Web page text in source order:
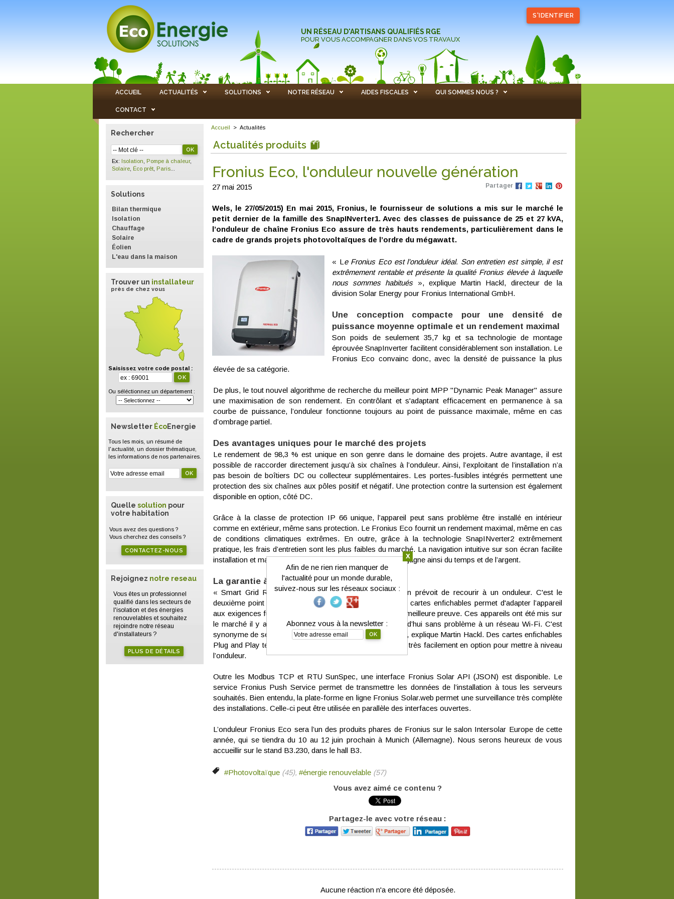
S'IDENTIFIER
UN RÉSEAU D'ARTISANS QUALIFIÉS RGE
POUR VOUS ACCOMPAGNER DANS VOS TRAVAUX
ACCUEIL ACTUALITÉS SOLUTIONS NOTRE RÉSEAU AIDES FISCALES QUI SOMMES NOUS ?
CONTACT
Rechercher
Ex: Isolation Pompe à chaleur,
Solaire Éco prêt Paris
Solutions
Bilan thermique
Isolation
Chauffage
Solaire
Éolien
L'eau dans la maison
Trouver un installateur
près de chez vous
Saisissez votre code postal :
Ou séléctionnez un département :
Newsletter ÉcoEnergie
Tous les mois, un résumé de
l'actualité, un dossier thématique,
les informations de nos partenaires.
Quelle solution pour
votre habitation
Vous avez des questions ?
Vous cherchez des conseils ?
CONTACTEZ-NOUS
Rejoignez notre reseau
Vous êtes un professionnel
qualifié dans les secteurs de
l'isolation et des énergies
renouvelables et souhaitez
rejoindre notre réseau
d'installateurs ?
PLUS DE DÉTAILS
Accueil > Actualités
Actualités produits
Fronius Eco, l'onduleur nouvelle génération
27 mai 2015 Partager
Wels, le 27/05/2015) En mai 2015, Fronius, le fournisseur de solutions a mis sur le marché le
petit dernier de la famille des SnapINverter1. Avec des classes de puissance de 25 et 27 kVA,
l’onduleur de chaîne Fronius Eco assure de très hauts rendements, particulièrement dans le
cadre de grands projets photovoltaïques de l’ordre du mégawatt.
« L e Fronius Eco est l’onduleur idéal. Son entretien est simple, il est
extrêmement rentable et présente la qualité Fronius élevée à laquelle
nous sommes habitués», explique Martin Hackl, directeur de la
division Solar Energy pour Fronius International GmbH.
Une conception compacte pour une densité de
puissance moyenne optimale et un rendement maximal
Son poids de seulement 35,7 kg et sa technologie de montage
éprouvée SnapInverter facilitent considérablement son installation. Le
Fronius Eco convainc donc, avec la densité de puissance la plus
élevée de sa catégorie.
De plus, le tout nouvel algorithme de recherche du meilleur point MPP "Dynamic Peak Manager" assure
une maximisation de son rendement. En contrôlant et s'adaptant efficacement en permanence à sa
courbe de puissance, l’onduleur fonctionne toujours au point de puissance maximale, même en cas
d’ombrage partiel.
Des avantages uniques pour le marché des projets
Le rendement de 98,3 % est unique en son genre dans le domaine des projets. Autre avantage, il est
possible de raccorder directement jusqu’à six chaînes à l’onduleur. Ainsi, l’exploitant de l’installation n’a
pas besoin de boîtiers DC ou collecteur supplémentaires. Les portes-fusibles intégrés permettent une
protection des six chaînes aux pôles positif et négatif. Une protection contre la surtension est également
disponible en option, côté DC.
Grâce à la classe de protection IP 66 unique, l’appareil peut sans problème être installé en intérieur
comme en extérieur, même sans protection. Le Fronius Eco fournit un rendement maximal, même en cas
de conditions climatiques extrêmes. En outre, grâce à la technologie SnapINverter2 extrêmement
pratique, les frais d’entretien sont les plus faibles du marché. La navigation intuitive sur son écran facilite
installation et maintenance. L’assistant de mise en service gagne ainsi du temps et de l’argent.
La garantie à long terme est mise en avant
« Smart Grid Ready » est une expression clé quand on prévoit de recourir à un onduleur. C'est le
deuxième point important, la technologie très flexible des cartes enfichables permet d'adapter l’appareil
aux exigences futures. « Notre série Fronius IG en est la meilleure preuve. Ces appareils ont été mis sur
le marché il y a 20 ans et peuvent être connectés aujourd’hui sans problème à un réseau Wi-Fi. C'est
synonyme de sécurité sur le long terme pour nos clients‏ », explique Martin Hackl. Des cartes enfichables
Plug and Play telle que la Fronius Sensor Card s'intègrent très facilement en option pour mettre à niveau
l’onduleur.
Outre les Modbus TCP et RTU SunSpec, une interface Fronius Solar API (JSON) est disponible. Le
service Fronius Push Service permet de transmettre les données de l’installation à tous les serveurs
souhaités. Bien entendu, la plate-forme en ligne Fronius Solar.web permet une surveillance très complète
des installations. Celle-ci peut être utilisée en parallèle des interfaces ouvertes.
L’onduleur Fronius Eco sera l’un des produits phares de Fronius sur le salon Intersolar Europe de cette
année, qui se tiendra du 10 au 12 juin prochain à Munich (Allemagne). Nous serons heureux de vous
accueillir sur le stand B3.230, dans le hall B3.
#Photovoltaïque (45), #énergie renouvelable (57)
Vous avez aimé ce contenu ?
Partagez-le avec votre réseau :
Aucune réaction n'a encore été déposée.
x
Afin de ne rien rien manquer de
l'actualité pour un monde durable,
suivez-nous sur les réseaux sociaux :
Abonnez vous à la newsletter :